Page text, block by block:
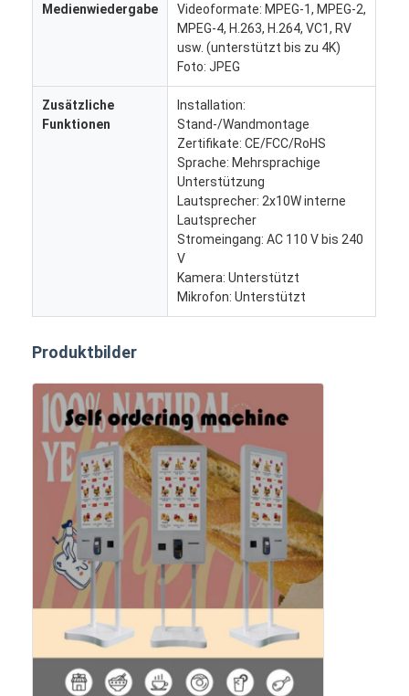
Neuigkeiten
Digitale LCD-Signatur für Innenräume
Lcd-digitale Beschilderung im Freien
Boden, der lcd-digitale Beschilderung steht
Stange LCD-Anzeige
Tragbare digitale Beschilderung
Transparenter LCD-Bildschirm
Miet-LED-Anzeige
Touch Screen Tabelle
LED Filmbildschirm
Anzeige mit E-Tinte
Medienwiedergabe
Videoformate: MPEG-1, MPEG-2,
MPEG-4, H.263, H.264, VC1, RV
usw. (unterstützt bis zu 4K)
Foto: JPEG
Zusätzliche
Funktionen
Installation:
Stand-/Wandmontage
Zertifikate: CE/FCC/RoHS
Sprache: Mehrsprachige
Unterstützung
Lautsprecher: 2x10W interne
Lautsprecher
Stromeingang: AC 110 V bis 240
V
Kamera: Unterstützt
Mikrofon: Unterstützt
Produktbilder